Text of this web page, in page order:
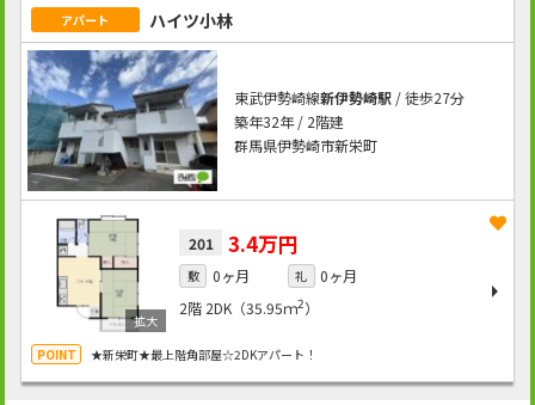
アパート ハイツ小林
東武伊勢崎線新伊勢崎駅/ 徒歩27分
築年32年 / 2階建
群馬県伊勢崎市新栄町
201 3.4万円
敷 0ヶ月 礼
0ヶ月
2階 2DK（35.95ｍ2）
★新栄町★最上階角部屋☆2DKアパート！